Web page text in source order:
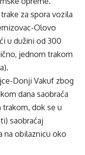
za spora vozila
Olovo
u dužini od 300
jednom trakom
Donji Vakuf zbog
dana saobraća
dok se u
saobraćaj
na obilaznicu oko